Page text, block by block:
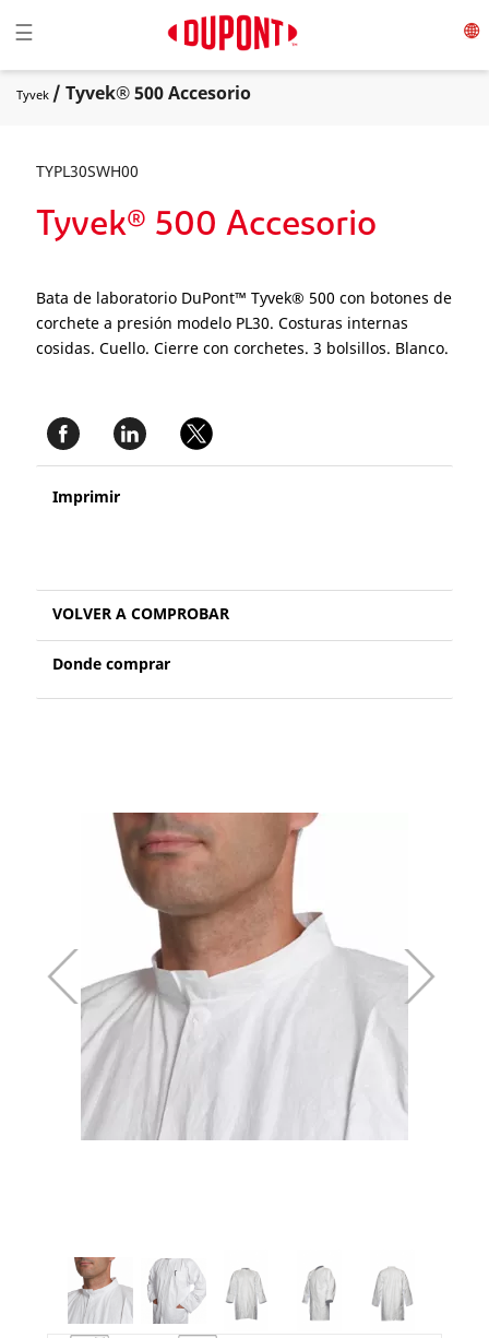
Toggle navigation
☰
Tyvek / Tyvek® 500 Accesorio
TYPL30SWH00
Tyvek® 500 Accesorio
Bata de laboratorio DuPont™ Tyvek® 500 con botones de
corchete a presión modelo PL30. Costuras internas
cosidas. Cuello. Cierre con corchetes. 3 bolsillos. Blanco.
Imprimir
VOLVER A COMPROBAR
Donde comprar